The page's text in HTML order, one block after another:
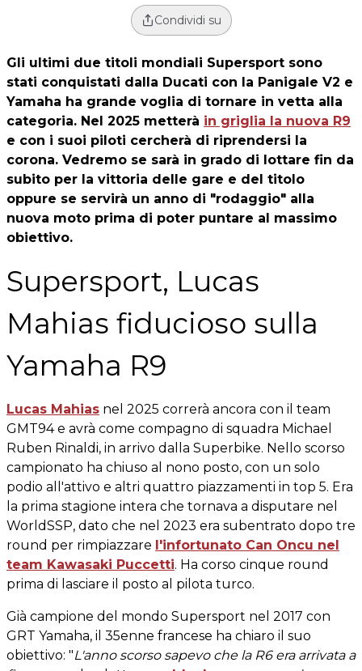
Condividi su
Gli ultimi due titoli mondiali Supersport sono
stati conquistati dalla Ducati con la Panigale V2 e
Yamaha ha grande voglia di tornare in vetta alla
categoria. Nel 2025 metterà in griglia la nuova R9
e con i suoi piloti cercherà di riprendersi la
corona. Vedremo se sarà in grado di lottare fin da
subito per la vittoria delle gare e del titolo
oppure se servirà un anno di "rodaggio" alla
nuova moto prima di poter puntare al massimo
obiettivo.
Supersport, Lucas
Mahias fiducioso sulla
Yamaha R9
Lucas Mahias nel 2025 correrà ancora con il team
GMT94 e avrà come compagno di squadra Michael
Ruben Rinaldi, in arrivo dalla Superbike. Nello scorso
campionato ha chiuso al nono posto, con un solo
podio all'attivo e altri quattro piazzamenti in top 5. Era
la prima stagione intera che tornava a disputare nel
WorldSSP, dato che nel 2023 era subentrato dopo tre
round per rimpiazzare l'infortunato Can Oncu nel
team Kawasaki Puccetti. Ha corso cinque round
prima di lasciare il posto al pilota turco.
Già campione del mondo Supersport nel 2017 con
GRT Yamaha, il 35enne francese ha chiaro il suo
obiettivo: "L'anno scorso sapevo che la R6 era arrivata a